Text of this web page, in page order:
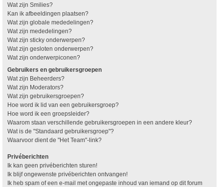
Wat zijn Smilies?
Kan ik afbeeldingen plaatsen?
Wat zijn globale mededelingen?
Wat zijn mededelingen?
Wat zijn sticky onderwerpen?
Wat zijn gesloten onderwerpen?
Wat zijn onderwerpiconen?
Gebruikers en gebruikersgroepen
Wat zijn Beheerders?
Wat zijn Moderators?
Wat zijn gebruikersgroepen?
Hoe word ik lid van een gebruikersgroep?
Hoe word ik een groepsleider?
Waarom staan verschillende gebruikersgroepen in een andere kleur?
Wat is de "Standaard gebruikersgroep"?
Waarvoor dient de "Het Team"-link?
Privéberichten
Ik kan geen privéberichten sturen!
Ik blijf ongewenste privéberichten ontvangen!
Ik heb spam of een e-mail met ongepaste inhoud van iemand op dit forum